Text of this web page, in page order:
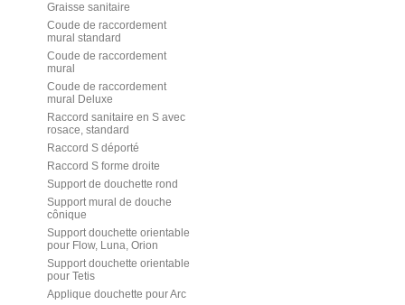
Graisse sanitaire
Coude de raccordement
mural standard
Coude de raccordement
mural
Coude de raccordement
mural Deluxe
Raccord sanitaire en S avec
rosace, standard
Raccord S déporté
Raccord S forme droite
Support de douchette rond
Support mural de douche
cônique
Support douchette orientable
pour Flow, Luna, Orion
Support douchette orientable
pour Tetis
Applique douchette pour Arc